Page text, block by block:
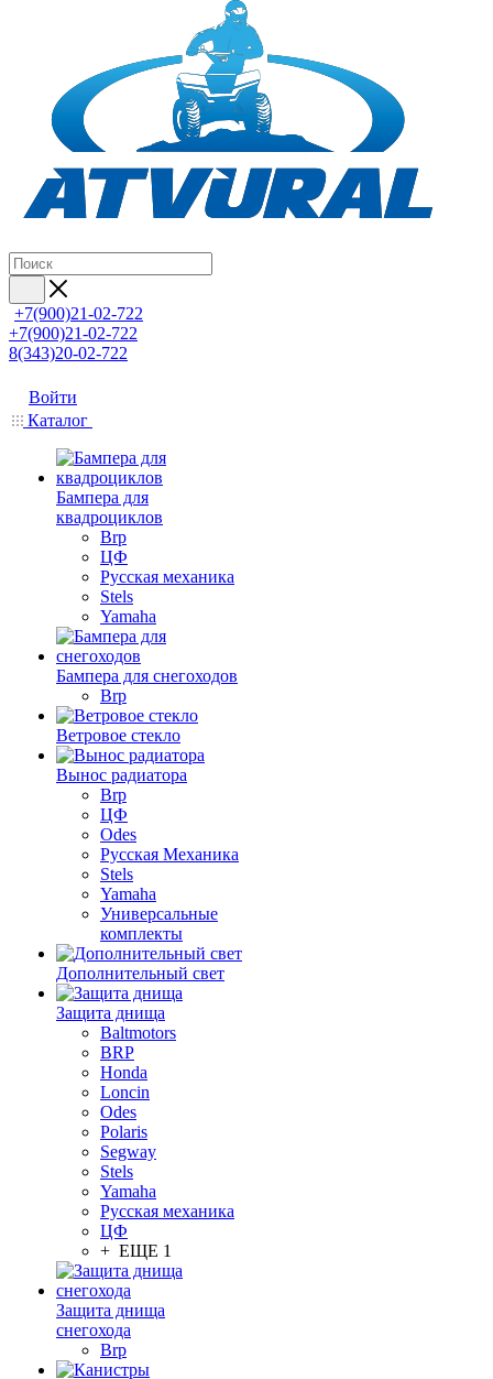
+7(900)21-02-722
+7(900)21-02-722
8(343)20-02-722
Войти
Каталог
Бампера для
квадроциклов
Brp
ЦФ
Русская механика
Stels
Yamaha
Бампера для снегоходов
Brp
Ветровое стекло
Вынос радиатора
Brp
ЦФ
Odes
Русская Механика
Stels
Yamaha
Универсальные
комплекты
Дополнительный свет
Защита днища
Baltmotors
BRP
Honda
Loncin
Odes
Polaris
Segway
Stels
Yamaha
Русская механика
ЦФ
+ ЕЩЕ 1
Защита днища
снегохода
Brp